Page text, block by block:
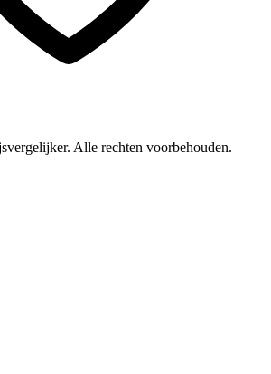
Alle rechten voorbehouden.